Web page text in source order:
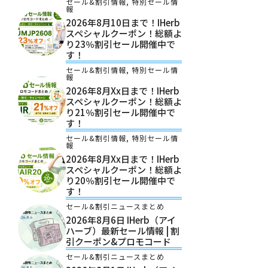
報
2026年8月10日まで！iHerb
スペシャルクーポン！総額よ
り23％割引セール開催中で
す！
セール&割引情報, 特別セール情
報
2026年8月xx日まで！iHerb
スペシャルクーポン！総額よ
り21％割引セール開催中で
す！
セール&割引情報, 特別セール情
報
2026年8月xx日まで！iHerb
スペシャルクーポン！総額よ
り20％割引セール開催中で
す！
セール&割引ニュースまとめ
2026年8月6日 IHerb（アイ
ハーブ）最新セール情報 | 割
引クーポン&プロモコード
セール&割引ニュースまとめ